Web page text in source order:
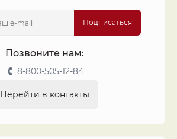
Подписаться
Позвоните нам:
8-800-505-12-84
Перейти в контакты